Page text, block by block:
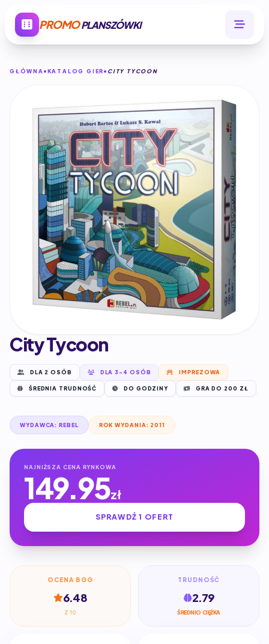
PROMOPLANSZÓWKI
GŁÓWNA KATALOG GIER CITY TYCOON
City Tycoon
DLA 2 OSÓB DLA 3-4 OSÓB IMPREZOWA
ŚREDNIA TRUDNOŚĆ DO GODZINY GRA DO 200 ZŁ
WYDAWCA: REBEL ROK WYDANIA: 2011
NAJNIŻSZA CENA RYNKOWA
149.95zł
SPRAWDŹ 1 OFERT
OCENA BGG
6.48
Z 10
TRUDNOŚĆ
2.79
ŚREDNIO CIĘŻKA